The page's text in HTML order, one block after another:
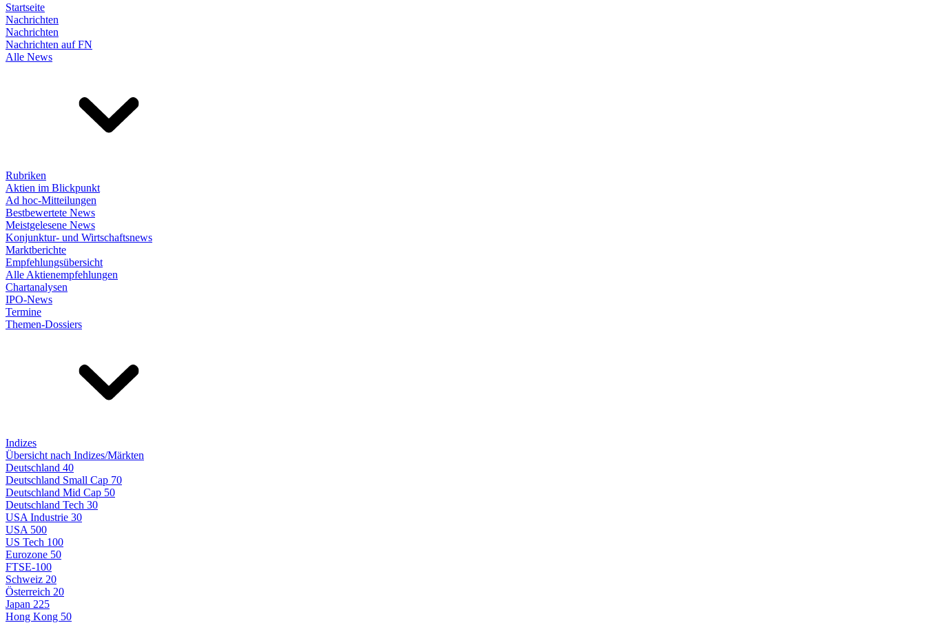
Startseite
Nachrichten
Nachrichten
Nachrichten auf FN
Alle News
Rubriken
Aktien im Blickpunkt
Ad hoc-Mitteilungen
Bestbewertete News
Meistgelesene News
Konjunktur- und Wirtschaftsnews
Marktberichte
Empfehlungsübersicht
Alle Aktienempfehlungen
Chartanalysen
IPO-News
Termine
Themen-Dossiers
Indizes
Übersicht nach Indizes/Märkten
Deutschland 40
Deutschland Small Cap 70
Deutschland Mid Cap 50
Deutschland Tech 30
USA Industrie 30
USA 500
US Tech 100
Eurozone 50
FTSE-100
Schweiz 20
Österreich 20
Japan 225
Hong Kong 50